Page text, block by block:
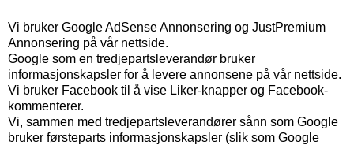
Vi bruker Google AdSense Annonsering og JustPremium
Annonsering på vår nettside.
Google som en tredjepartsleverandør bruker
informasjonskapsler for å levere annonsene på vår nettside.
Vi bruker Facebook til å vise Liker-knapper og Facebook-
kommenterer.
Vi, sammen med tredjepartsleverandører sånn som Google
bruker førsteparts informasjonskapsler (slik som Google